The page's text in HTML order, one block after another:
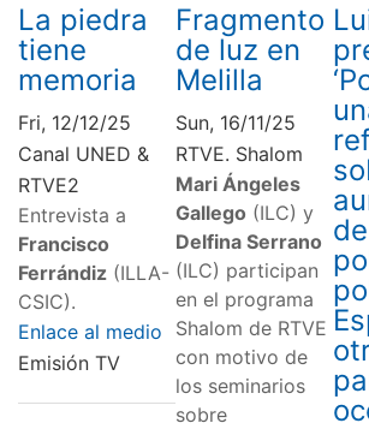
La piedra
tiene
memoria
Fri, 12/12/25
Canal UNED &
RTVE2
Entrevista a
Francisco
Ferrándiz (ILLA-
CSIC).
Enlace al medio
Emisión TV
Fragmento
de luz en
Melilla
Sun, 16/11/25
RTVE. Shalom
Mari Ángeles
Gallego (ILC) y
Delfina Serrano
(ILC) participan
en el programa
Shalom de RTVE
con motivo de
los seminarios
sobre